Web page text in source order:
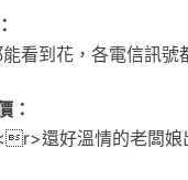
看到花，各電信訊
：
還好溫情的老闆